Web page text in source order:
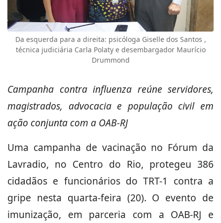
Da esquerda para a direita: psicóloga Giselle dos Santos ,
técnica judiciária Carla Polaty e desembargador Maurício
Drummond
Campanha contra influenza reúne servidores,
magistrados, advocacia e população civil em
ação conjunta com a OAB-RJ
Uma campanha de vacinação no Fórum da
Lavradio, no Centro do Rio, protegeu 386
cidadãos e funcionários do TRT-1 contra a
gripe nesta quarta-feira (20). O evento de
imunização, em parceria com a OAB-RJ e